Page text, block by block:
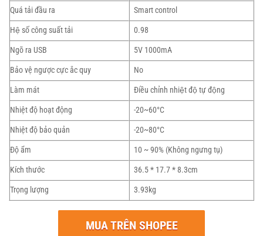
Quá tải đầu ra
Smart control
Hệ số công suất tải
0.98
Ngõ ra USB
5V 1000mA
Bảo vệ ngược cực ắc quy
No
Làm mát
Điều chỉnh nhiệt độ tự động
Nhiệt độ hoạt động
-20~60°C
Nhiệt độ bảo quản
-20~80°C
Độ ẩm
10 ~ 90% (Không ngưng tụ)
Kích thước
36.5 * 17.7 * 8.3cm
Trọng lượng
3.93kg
MUA TRÊN SHOPEE